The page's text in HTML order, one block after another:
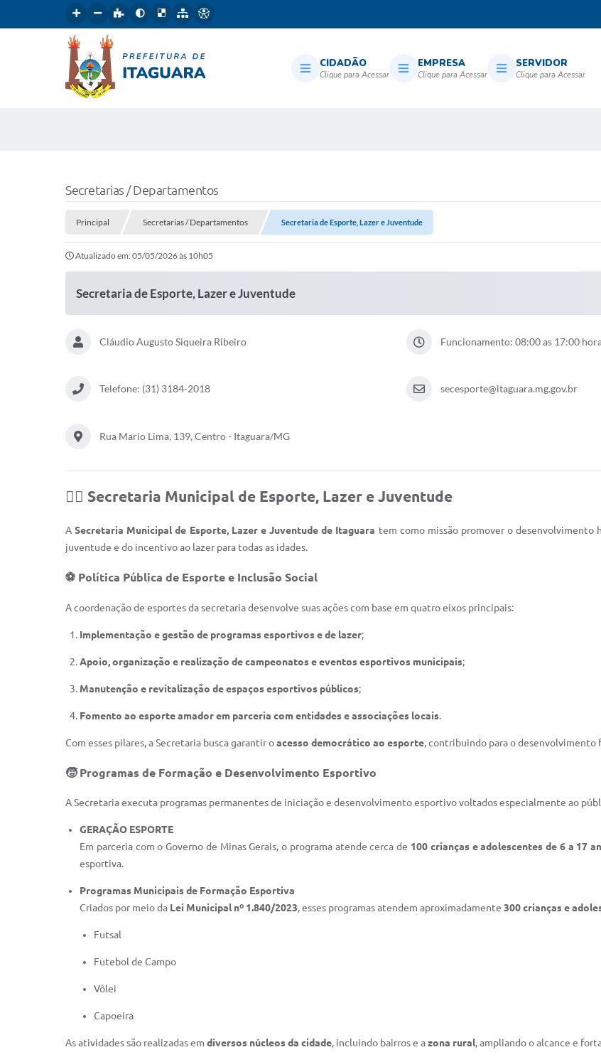
CIDADÃO EMPRESA SERVIDOR
Secretarias / Departamentos
Principal Secretarias / Departamentos Secretaria de Esporte, Lazer e Juventude
Atualizado em: 05/05/2026 às 10h05
Secretaria de Esporte, Lazer e Juventude
Cláudio Augusto Siqueira Ribeiro Funcionamento: 08:00 as 17:00
Telefone: (31) 3184-2018 secesporte@itaguara.mg.gov.br
Rua Mario Lima, 139, Centro - Itaguara/MG
🏃‍♂️ Secretaria Municipal de Esporte, Lazer e Juventude
ASecretaria Municipal de Esporte, Lazer e Juventude de Itaguara tem como missão promover o desenvolvimento
juventude e do incentivo ao lazer para todas as idades.
⚽ Política Pública de Esporte e Inclusão Social
A coordenação de esportes da secretaria desenvolve suas ações com base em quatro eixos principais:
Implementação e gestão de programas esportivos e de lazer;
Apoio, organização e realização de campeonatos e eventos esportivos municipais;
Manutenção e revitalização de espaços esportivos públicos;
Fomento ao esporte amador em parceria com entidades e associações locais.
Com esses pilares, a Secretaria busca garantir oacesso democrático ao esporte, contribuindo para o desenvolvimento
🧒 Programas de Formação e Desenvolvimento Esportivo
A Secretaria executa programas permanentes de iniciação e desenvolvimento esportivo voltados especialmente ao
GERAÇÃO ESPORTE
Em parceria com o Governo de Minas Gerais, o programa atende cerca de 100 crianças e adolescentes de 6 a 17
esportiva.
Programas Municipais de Formação Esportiva
Criados por meio da Lei Municipal nº 1.840/2023, esses programas atendem aproximadamente 300 crianças e
Futsal
Futebol de Campo
Vôlei
Capoeira
As atividades são realizadas em diversos núcleos da cidade, incluindo bairros e azona rural, ampliando o alcance e